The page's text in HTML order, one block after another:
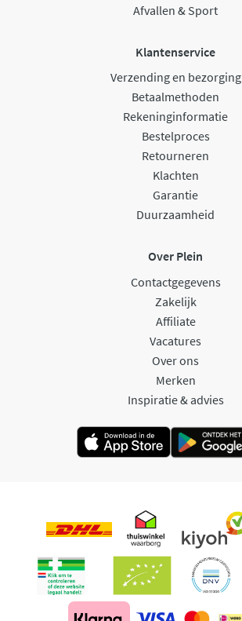
Afvallen & Sport
Klantenservice
Verzending en bezorging
Betaalmethoden
Rekeninginformatie
Bestelproces
Retourneren
Klachten
Garantie
Duurzaamheid
Over Plein
Contactgegevens
Zakelijk
Affiliate
Vacatures
Over ons
Merken
Inspiratie & advies